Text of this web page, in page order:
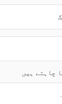
چاہتے ہیں